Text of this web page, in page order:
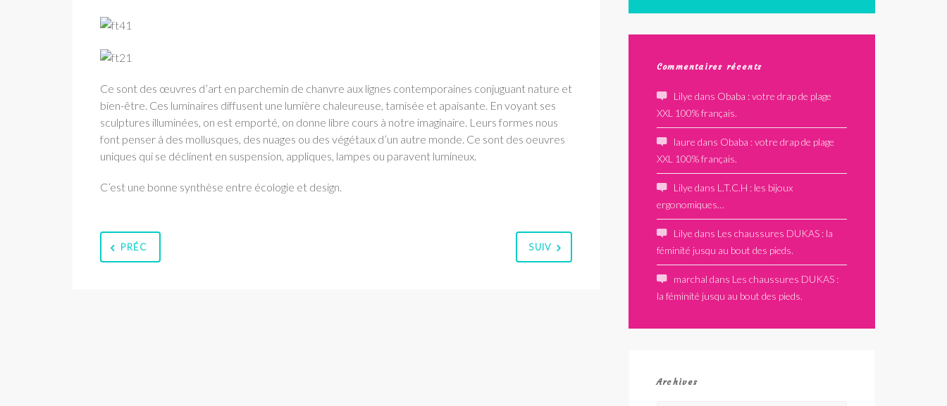
Ce sont des œuvres d’art en parchemin de chanvre aux lignes contemporaines conjuguant nature et
bien-être. Ces luminaires diffusent une lumière chaleureuse, tamisée et apaisante. En voyant ses
sculptures illuminées, on est emporté, on donne libre cours à notre imaginaire. Leurs formes nous
font penser à des mollusques, des nuages ou des végétaux d’un autre monde. Ce sont des oeuvres
uniques qui se déclinent en suspension, appliques, lampes ou paravent lumineux.
C’est une bonne synthèse entre écologie et design.
PRÉC SUIV
Commentaires récents
Lilye dans Obaba : votre drap de plage
XXL 100% français.
laure dans Obaba : votre drap de plage
XXL 100% français.
Lilye dans L.T.C.H : les bijoux
ergonomiques…
Lilye dans Les chaussures DUKAS : la
féminité jusqu au bout des pieds.
marchal dans Les chaussures DUKAS :
la féminité jusqu au bout des pieds.
Archives